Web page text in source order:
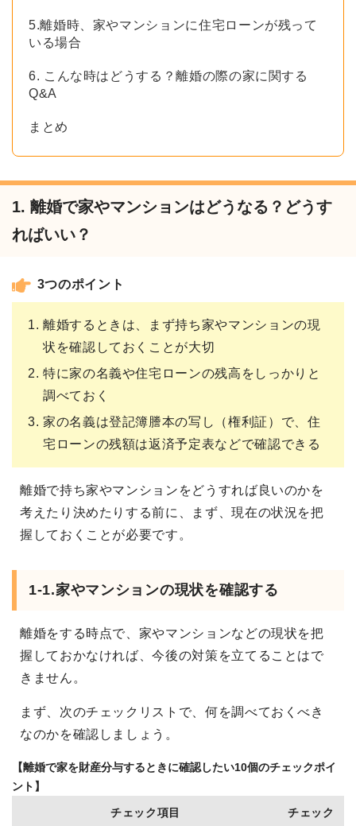
5.離婚時、家やマンションに住宅ローンが残って
いる場合
6. こんな時はどうする？離婚の際の家に関する
Q&A
まとめ
1. 離婚で家やマンションはどうなる？どうす
ればいい？
3つのポイント
離婚するときは、まず持ち家やマンションの現
状を確認しておくことが大切
特に家の名義や住宅ローンの残高をしっかりと
調べておく
家の名義は登記簿謄本の写し（権利証）で、住
宅ローンの残額は返済予定表などで確認できる
離婚で持ち家やマンションをどうすれば良いのかを
考えたり決めたりする前に、まず、現在の状況を把
握しておくことが必要です。
1-1.家やマンションの現状を確認する
離婚をする時点で、家やマンションなどの現状を把
握しておかなければ、今後の対策を立てることはで
きません。
まず、次のチェックリストで、何を調べておくべき
なのかを確認しましょう。
【離婚で家を財産分与するときに確認したい10個のチェックポイ
ント】
チェック項目 チェック